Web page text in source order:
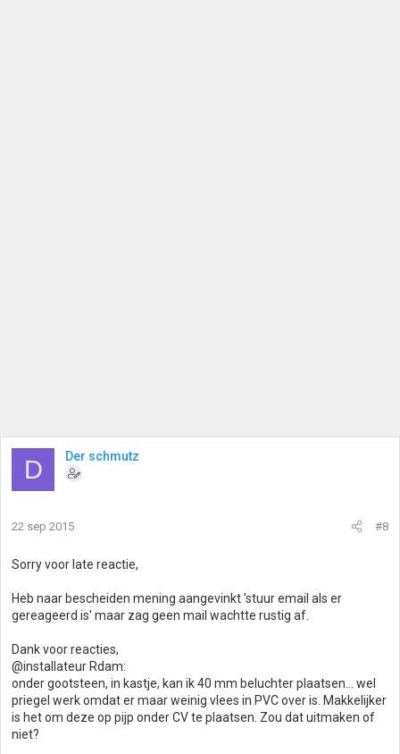
D Der schmutz
22 sep 2015 #8
Sorry voor late reactie,
Heb naar bescheiden mening aangevinkt 'stuur email als er
gereageerd is' maar zag geen mail wachtte rustig af.
Dank voor reacties,
@installateur Rdam:
onder gootsteen, in kastje, kan ik 40 mm beluchter plaatsen... wel
priegel werk omdat er maar weinig vlees in PVC over is. Makkelijker
is het om deze op pijp onder CV te plaatsen. Zou dat uitmaken of
niet?